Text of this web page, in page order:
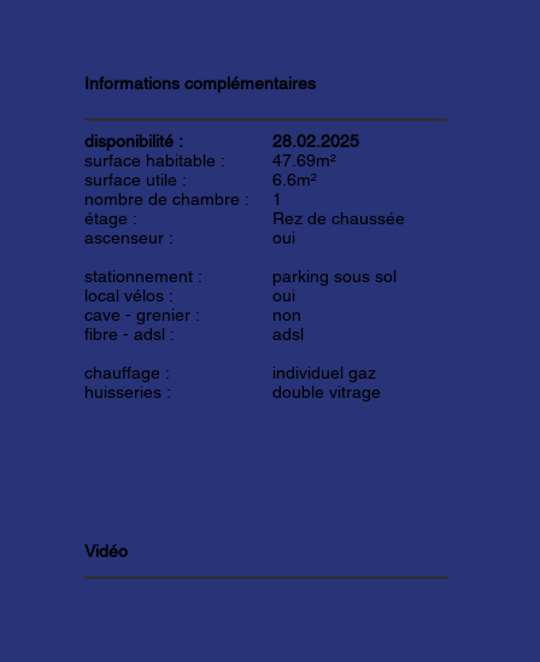
Informations complémentaires
disponibilité :
surface habitable :
surface utile :
nombre de chambre :
étage :
ascenseur :
stationnement :
local vélos :
cave - grenier :
fibre - adsl :
chauffage :
huisseries :
28.02.2025
47.69m²
6.6m²
1
Rez de chaussée
oui
parking sous sol
oui
non
adsl
individuel gaz
double vitrage
Vidéo